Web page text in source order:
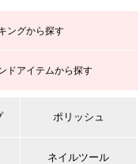
ております｡
ングから探す
ドアイテムから探す
ポリッシュ
ネイルツール